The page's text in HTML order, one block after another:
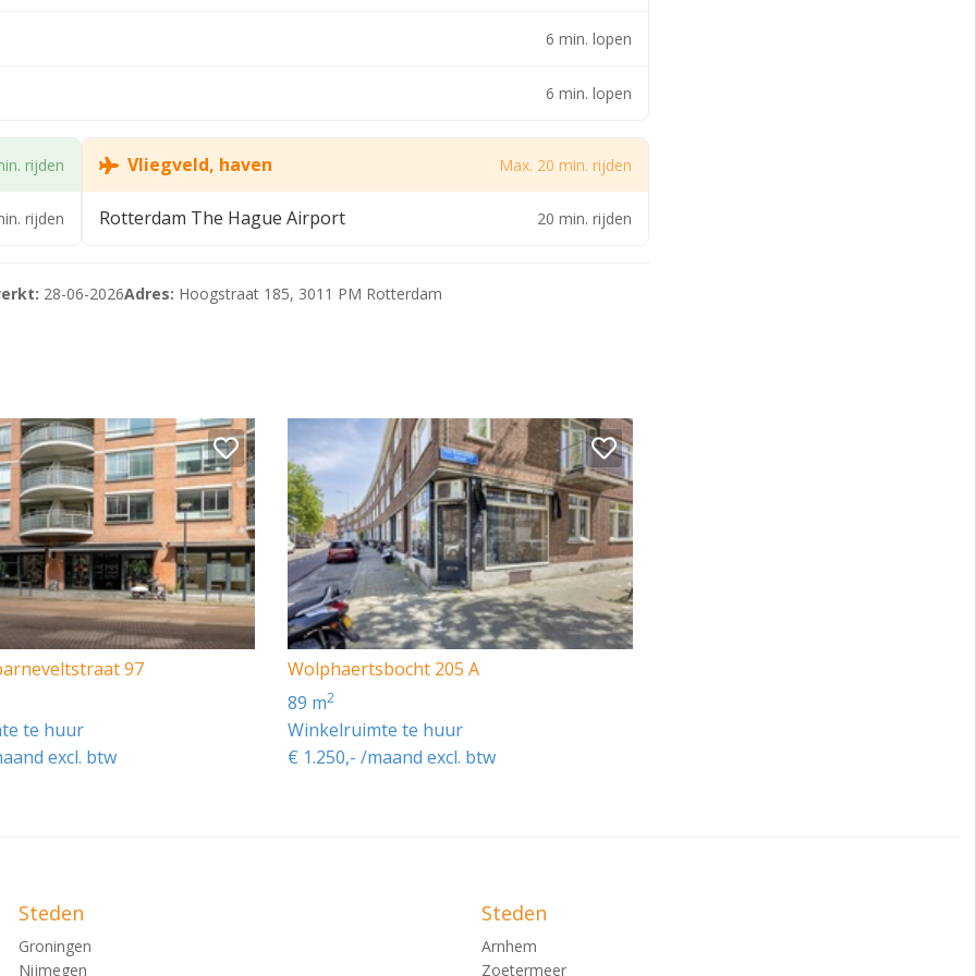
specifieke) bepalingen van verhuurder.
huur, inclusief service- en promotiekosten, te vermeerderen met de
6 min. lopen
6 min. lopen
rijden
rijden
Vliegveld, haven Max. 20 min. rijden
Rotterdam The Hague Airport 20 min. rijden
28-06-2026Adres: Hoogstraat 185, 3011 PM Rotterdam
97
te huur
excl. btw
Wolphaertsbocht 205 A
89 m2
Winkelruimte te huur
€ 1.250,- /maand excl. btw
Steden
Groningen
Nijmegen
Steden
Arnhem
Zoetermeer